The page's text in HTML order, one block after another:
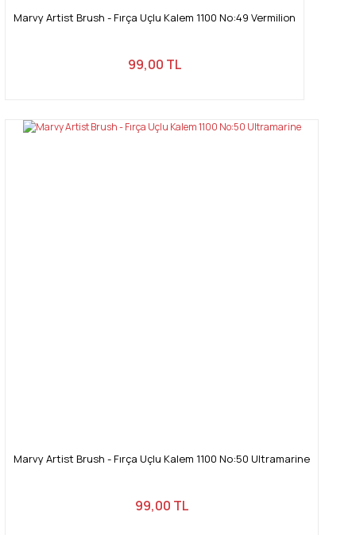
Marvy Artist Brush - Fırça Uçlu Kalem 1100 No:49 Vermilion
99,00 TL
Marvy Artist Brush - Fırça Uçlu Kalem 1100 No:50 Ultramarine
99,00 TL